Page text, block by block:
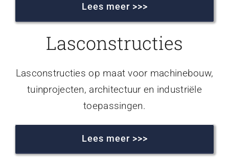
Lees meer >>>
Lasconstructies
Lasconstructies op maat voor machinebouw,
tuinprojecten, architectuur en industriële
toepassingen.
Lees meer >>>